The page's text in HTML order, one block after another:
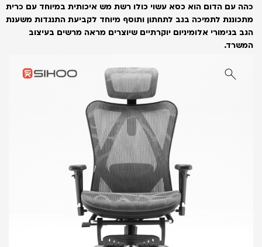
כהה עם הדום הוא כסא עשוי כולו רשת מש איכותית במיוחד עם כרית
מתכוננת לתמיכה בגב לתחתון ותוסף מיוחד לקביעת התנגדות משענת
הגב בגימורי אלומיניום יוקרתיים שיוצרים מראה מרשים בעיצוב
המשרד.